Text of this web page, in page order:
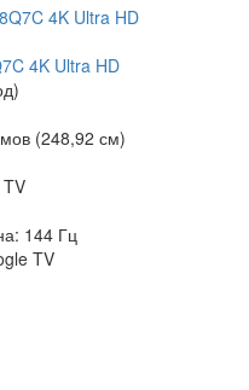
4K Ultra HD
(248,92 см)
144 Гц
TV